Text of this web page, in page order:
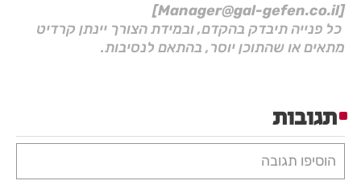
[Manager@gal-gefen.co.il]
כל פנייה תיבדק בהקדם, ובמידת הצורך יינתן קרדיט
מתאים או שהתוכן יוסר, בהתאם לנסיבות.
תגובות
הוסיפו תגובה